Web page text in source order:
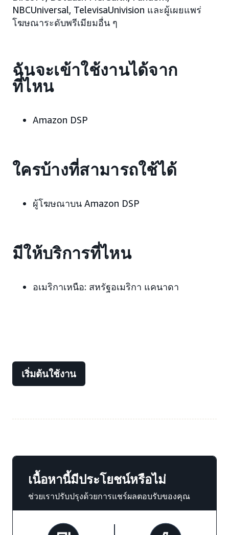
NBCUniversal, TelevisaUnivision และผู้เผยแพร่
โฆษณาระดับพรีเมียมอื่น ๆ
ฉันจะเข้าใช้งานได้จาก
ที่ไหน
Amazon DSP
ใครบ้างที่สามารถใช้ได้
ผู้โฆษณาบน Amazon DSP
มีให้บริการที่ไหน
อเมริกาเหนือ: สหรัฐอเมริกา แคนาดา
เริ่มต้นใช้งาน
เนื้อหานี้มีประโยชน์หรือไม่
ช่วยเราปรับปรุงด้วยการแชร์ผลตอบรับของคุณ